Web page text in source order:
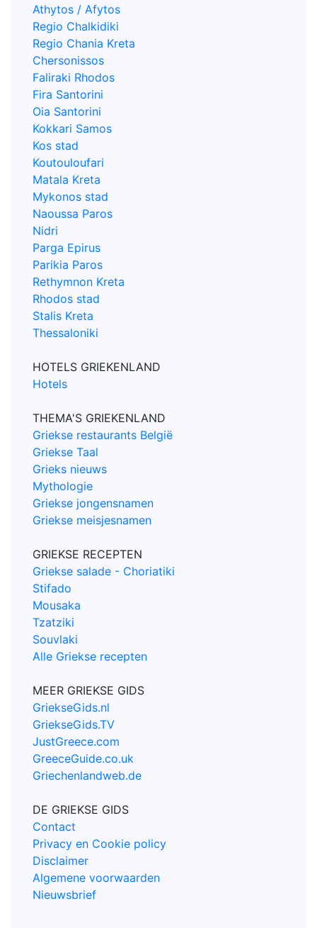
Athytos / Afytos
Regio Chalkidiki
Regio Chania Kreta
Chersonissos
Faliraki Rhodos
Fira Santorini
Oia Santorini
Kokkari Samos
Kos stad
Koutouloufari
Matala Kreta
Mykonos stad
Naoussa Paros
Nidri
Parga Epirus
Parikia Paros
Rethymnon Kreta
Rhodos stad
Stalis Kreta
Thessaloniki
HOTELS GRIEKENLAND
Hotels
THEMA'S GRIEKENLAND
Griekse restaurants België
Griekse Taal
Grieks nieuws
Mythologie
Griekse jongensnamen
Griekse meisjesnamen
GRIEKSE RECEPTEN
Griekse salade - Choriatiki
Stifado
Mousaka
Tzatziki
Souvlaki
Alle Griekse recepten
MEER GRIEKSE GIDS
GriekseGids.nl
GriekseGids.TV
JustGreece.com
GreeceGuide.co.uk
Griechenlandweb.de
DE GRIEKSE GIDS
Contact
Privacy en Cookie policy
Disclaimer
Algemene voorwaarden
Nieuwsbrief